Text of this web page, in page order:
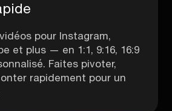
pour Instagram,
et plus — en 1:1, 9:16, 16:9
Faites pivoter,
rapidement pour un